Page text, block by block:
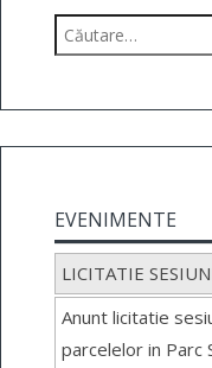
Caută
după:
EVENIMENTE
LICITATIE
Anunt licitatie
parcelelor in Parc